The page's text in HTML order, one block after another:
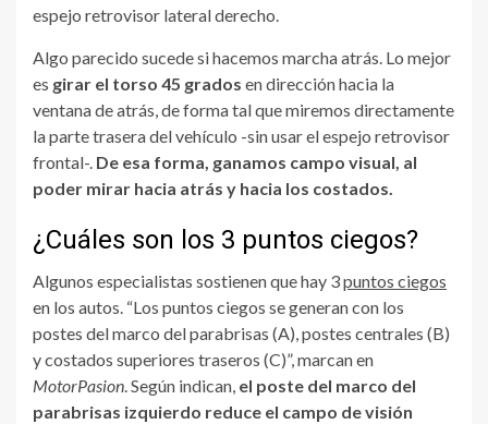
espejo retrovisor lateral derecho.
Algo parecido sucede si hacemos marcha atrás. Lo mejor
es girar el torso 45 grados en dirección hacia la
ventana de atrás, de forma tal que miremos directamente
la parte trasera del vehículo -sin usar el espejo retrovisor
frontal-. De esa forma, ganamos campo visual, al
poder mirar hacia atrás y hacia los costados.
¿Cuáles son los 3 puntos ciegos?
Algunos especialistas sostienen que hay 3puntos ciegos
en los autos. “Los puntos ciegos se generan con los
postes del marco del parabrisas (A), postes centrales (B)
y costados superiores traseros (C)”, marcan en
MotorPasion . Según indican, el poste del marco del
parabrisas izquierdo reduce el campo de visión